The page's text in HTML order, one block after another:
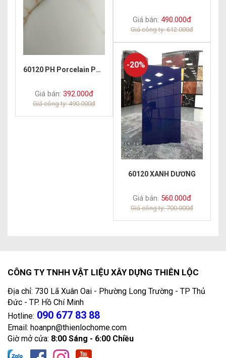
60120 PH Porcelain Polish White
Giá bán: 392.000đ
Giá công ty: 490.000đ
Giá bán: 490.000đ
Giá công ty: 612.000đ
-20%
60120 XANH DƯƠNG
Giá bán: 560.000đ
Giá công ty: 700.000đ
CÔNG TY TNHH VẬT LIỆU XÂY DỰNG THIÊN LỘC
Địa chỉ: 730 Lã Xuân Oai - Phường Long Trường - TP Thủ
Đức - TP. Hồ Chí Minh
Hotline: 090 677 83 88
Email: hoanpn@thienlochome.com
Giờ mở cửa: 8:00 Sáng - 6:00 Chiều